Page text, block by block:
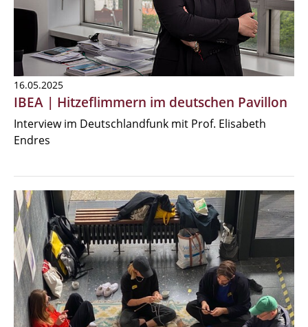
16.05.2025
IBEA | Hitzeflimmern im deutschen Pavillon
Interview im Deutschlandfunk mit Prof. Elisabeth
Endres